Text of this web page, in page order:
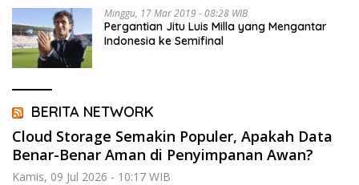
Minggu, 17 Mar 2019 - 08:28 WIB
Pergantian Jitu Luis Milla yang Mengantar
Indonesia ke Semifinal
BERITA NETWORK
Cloud Storage Semakin Populer, Apakah Data
Benar-Benar Aman di Penyimpanan Awan?
Kamis, 09 Jul 2026 - 10:17 WIB